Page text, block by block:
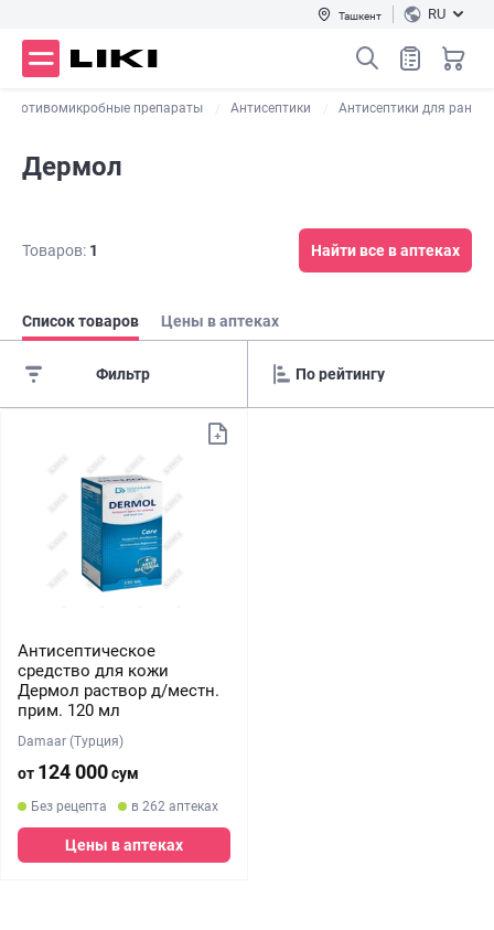
Ташкент RU
Противомикробные препараты Антисептики Антисептики для ран
Дермол
Товаров: 1 Найти все в аптеках
Список товаров Цены в аптеках
Фильтр
Антисептическое
средство для кожи
Дермол раствор д/местн.
прим. 120 мл
Damaar (Турция)
от 124 000сум
Без рецепта в 262 аптеках
Цены в аптеках